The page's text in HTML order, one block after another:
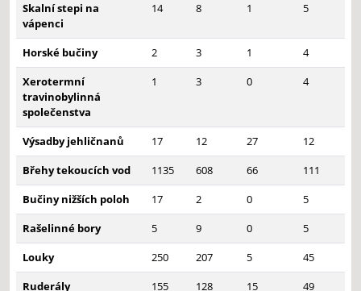
Skalní stepi na
vápenci
14 8 1 5
Horské bučiny 2 3 1
4
Xerotermní
travinobylinná
společenstva
1 3 0 4
Výsadby jehličnanů 17 12 27
12
Břehy tekoucích vod
1135 608 66
111
Bučiny nižších poloh
17 2 0
5
Rašelinné bory
5 9 0
5
Louky
250 207 5
45
Ruderály
155 128 15
49